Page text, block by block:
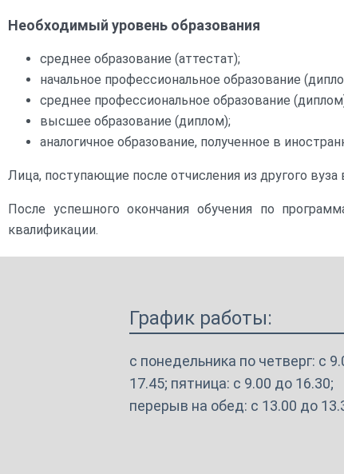
Материально-техническое
обеспечение и оснащённость
Доступная среда
Стипендии и меры поддержки
обучающихся
Платные образовательные
деятельность
(перевода) обучающихся
сотрудничество
образовательной организации
Необходимый уровень образования
среднее образование (аттестат);
начальное профессиональное образование
среднее профессиональное образование
высшее образование (диплом);
аналогичное образование, полученное в
Лица, поступающие после отчисления из другого
После успешного окончания обучения по
квалификации.
График работы:
с понедельника по четверг: с
17.45; пятница: с 9.00 до 16.30;
перерыв на обед: с 13.00 до